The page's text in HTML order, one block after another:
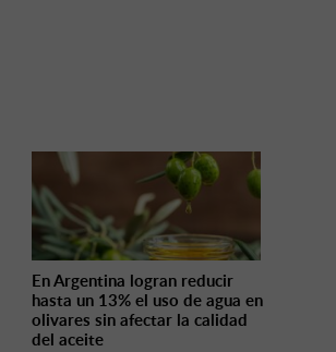
En Argentina logran reducir
hasta un 13% el uso de agua en
olivares sin afectar la calidad
del aceite